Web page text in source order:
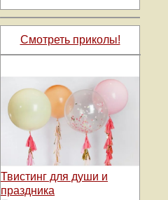
Смотреть приколы!
Твистинг для души и
праздника